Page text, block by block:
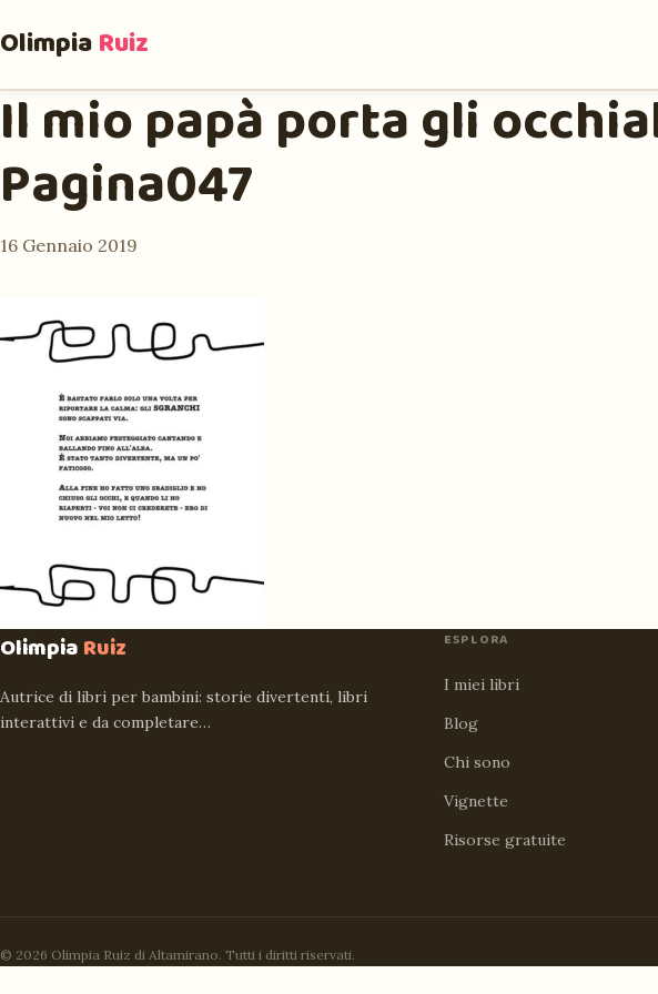
OlimpiaRuiz
Il mio papà porta gli
Pagina047
16 Gennaio 2019
OlimpiaRuiz
Autrice di libri per bambini: storie divertenti, libri
interattivi e da completare…
ESPLORA
I miei libri
Blog
Chi sono
Vignette
Risorse gratuite
© 2026 Olimpia Ruiz di Altamirano. Tutti i diritti riservati.